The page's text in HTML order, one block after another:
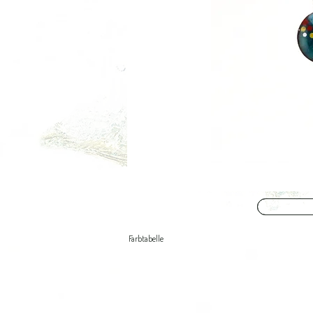
Farbtabelle